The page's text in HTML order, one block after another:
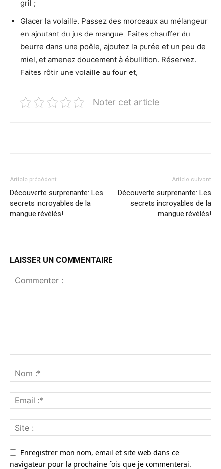
gril ;
Glacer la volaille. Passez des morceaux au mélangeur
en ajoutant du jus de mangue. Faites chauffer du
beurre dans une poêle, ajoutez la purée et un peu de
miel, et amenez doucement à ébullition. Réservez.
Faites rôtir une volaille au four et,
Noter cet article
Article précédent
Découverte surprenante: Les
secrets incroyables de la
mangue révélés!
Article suivant
Découverte surprenante: Les
secrets incroyables de la
mangue révélés!
LAISSER UN COMMENTAIRE
Enregistrer mon nom, email et site web dans ce
navigateur pour la prochaine fois que je commenterai.